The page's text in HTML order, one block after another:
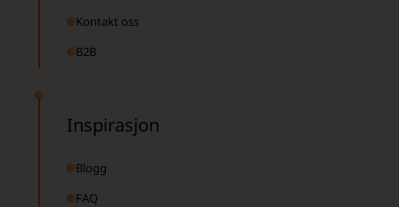
Kontakt oss
B2B
Inspirasjon
Blogg
FAQ